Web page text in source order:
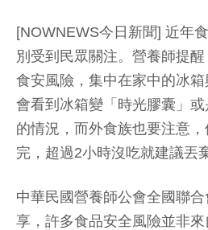
[NOWNEWS今日新聞] 近年
別受到民眾關注。營養師提
食安風險，集中在家中的冰
會看到冰箱變「時光膠囊」
的情況，而外食族也要注意
完，超過2小時沒吃就建議丟
中華民國營養師公會全國聯
享，許多食品安全風險並非